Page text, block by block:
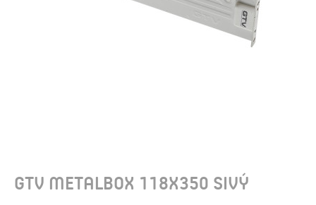
GTV METALBOX 118X350 SIVÝ